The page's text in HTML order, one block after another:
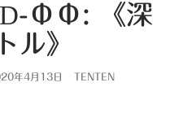
ΦΦ: 《深
ル》
年4月13日 TENTEN